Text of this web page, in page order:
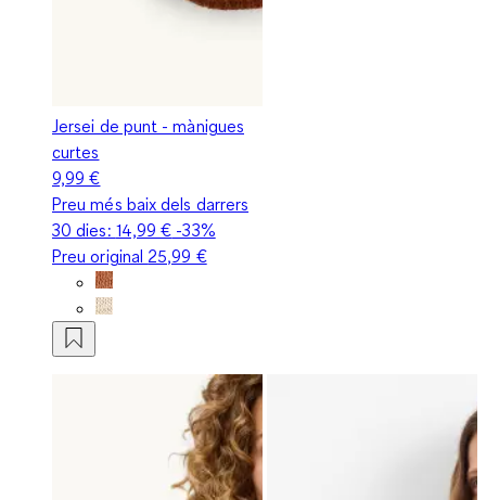
Jersei de punt - mànigues
curtes
9,99 €
Preu més baix dels darrers
30 dies: 14,99 € -33%
Preu original 25,99 €